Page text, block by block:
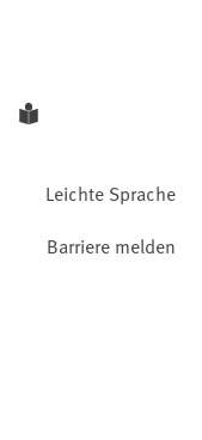
Leichte Sprache
Barriere melden